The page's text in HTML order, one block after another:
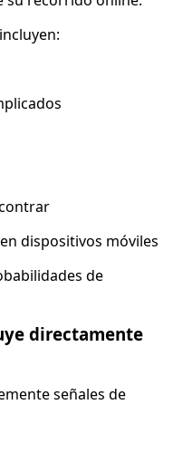
dispositivos móviles
de
directamente
señales de